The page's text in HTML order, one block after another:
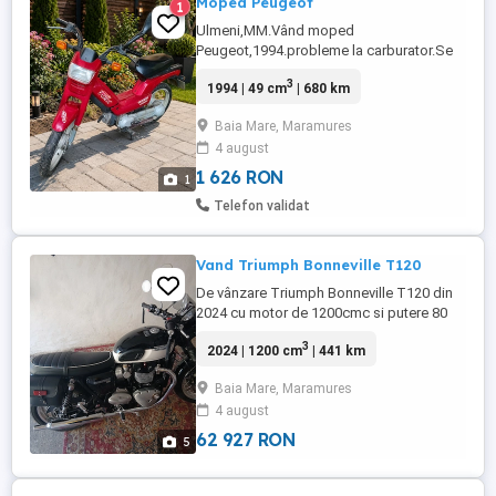
1
1
Ulmeni,MM.Vând moped
Peugeot,1994.probleme la carburator.Se
1994 | 49 cm3 | 680 km
Baia Mare, Maramures
4 august
1 626 RON
Telefon validat
5
Vand Triumph Bonneville T120
De vânzare Triumph Bonneville T120 din
2024 cu motor de 1200cmc si putere 80
ABS FAR LED. ESP. CRUISE CONTROL 2
VITEZA Pret negociabil 12 000 euro Inf
telf.
2024 | 1200 cm3 | 441 km
Baia Mare, Maramures
4 august
62 927 RON